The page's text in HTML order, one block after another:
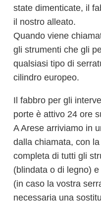
state dimenticate, il
il nostro alleato.
Quando viene
gli strumenti che gli
qualsiasi tipo di
cilindro europeo.
Il fabbro per gli
porte è attivo 24 ore
A Arese arriviamo in
dalla chiamata, con
completa di tutti gli
(blindata o di legno)
(in caso la vostra
necessaria una